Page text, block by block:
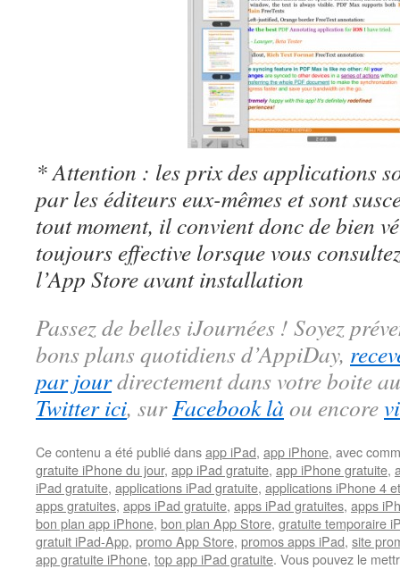
* Attention : les prix des applications
par les éditeurs eux-mêmes et sont
tout moment, il convient donc de bien
toujours effective lorsque vous
l’App Store avant installation
Passez de belles iJournées ! Soyez
bons plans quotidiens d’AppiDay,
par jourdirectement dans votre boite
Twitter ici, surFacebook là ou encore
Ce contenu a été publié dansapp iPad, app iPhone, avec
gratuite iPhone du jour, app iPad gratuite, app iPhone gratuite,
iPad gratuite, applications iPad gratuite, applications iPhone 4
apps gratuites, apps iPad gratuite, apps iPad gratuites, apps
bon plan app iPhone, bon plan App Store, gratuite temporaire
gratuit iPad-App, promo App Store, promos apps iPad, site
app gratuite iPhone, top app iPad gratuite. Vous pouvez le